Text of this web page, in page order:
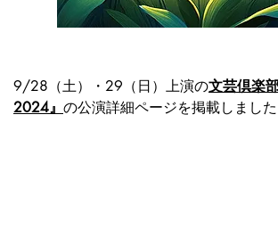
9/28（土）・29（日）上演の文芸倶楽
2024』 の公演詳細ページを掲載しまし